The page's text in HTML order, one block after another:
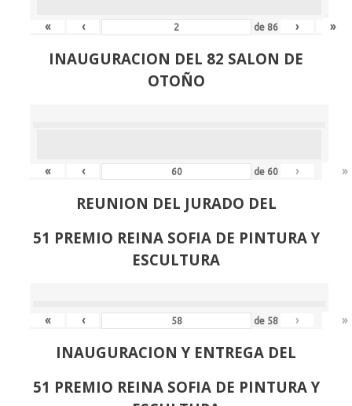
« ‹ de 86 › »
INAUGURACION DEL 82 SALON DE
OTOÑO
« ‹ de 60 › »
REUNION DEL JURADO DEL
51 PREMIO REINA SOFIA DE PINTURA Y
ESCULTURA
« ‹ de 58 › »
INAUGURACION Y ENTREGA DEL
51 PREMIO REINA SOFIA DE PINTURA Y